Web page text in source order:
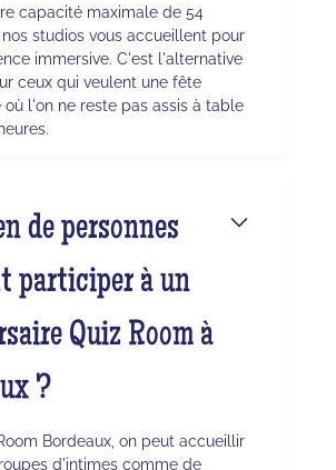
capacité maximale de 54
nos studios vous accueillent pour
immersive. C'est l'alternative
ceux qui veulent une fête
l'on ne reste pas assis à table
de personnes
participer à un
Quiz Room à
?
Bordeaux, on peut accueillir
d'intimes comme de